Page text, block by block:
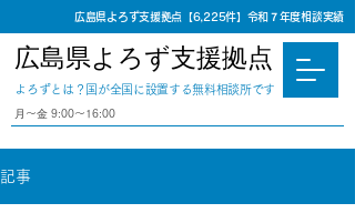
広島県よろず支援拠点【6,225件】令和７年度相談実績
広島県よろず支援拠点
​よろずとは？国が全国に設置する無料相談所です
⽉〜⾦ 9:00〜16:00
記事